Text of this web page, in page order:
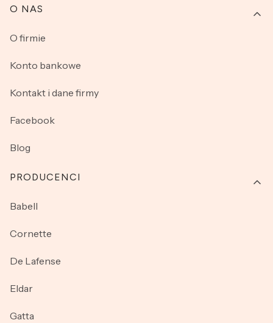
O NAS
O firmie
Konto bankowe
Kontakt i dane firmy
Facebook
Blog
PRODUCENCI
Babell
Cornette
De Lafense
Eldar
Gatta